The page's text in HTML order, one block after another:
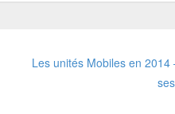
Les unités Mobiles en